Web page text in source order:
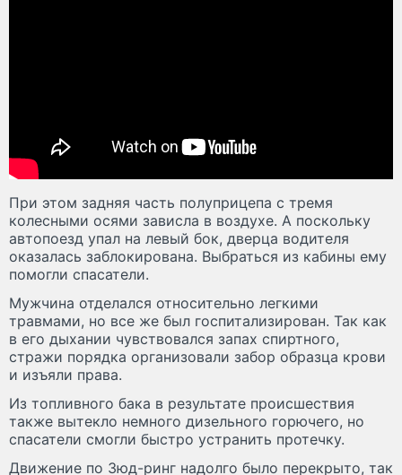
При этом задняя часть полуприцепа с тремя
колесными осями зависла в воздухе. А поскольку
автопоезд упал на левый бок, дверца водителя
оказалась заблокирована. Выбраться из кабины ему
помогли спасатели.
Мужчина отделался относительно легкими
травмами, но все же был госпитализирован. Так как
в его дыхании чувствовался запах спиртного,
стражи порядка организовали забор образца крови
и изъяли права.
Из топливного бака в результате происшествия
также вытекло немного дизельного горючего, но
спасатели смогли быстро устранить протечку.
Движение по Зюд-ринг надолго было перекрыто, так